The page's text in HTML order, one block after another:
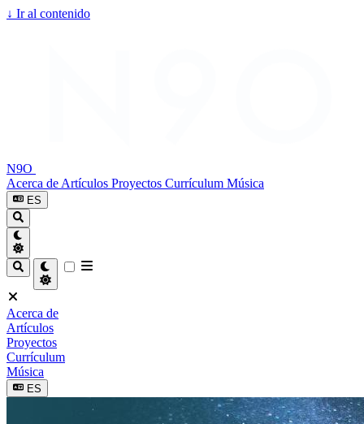
↓ Ir al contenido
N9O
Acerca de Artículos Proyectos Currículum Música
ES
Acerca de
Artículos
Proyectos
Currículum
Música
ES